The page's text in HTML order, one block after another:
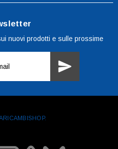
nuovi prodotti e sulle prossime